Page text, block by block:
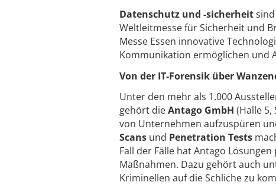
Datenschutz und -sicherheit
Weltleitmesse für Sicherheit und
Messe Essen innovative
Kommunikation ermöglichen und
Von der IT-Forensik über
Unter den mehr als 1.000
gehört dieAntago GmbH (Halle 5,
von Unternehmen aufzuspüren
Scans und Penetration Tests
Fall der Fälle hat Antago
Maßnahmen. Dazu gehört auch
Kriminellen auf die Schliche zu